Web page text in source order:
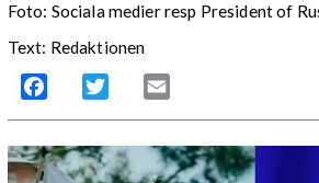
Foto: Sociala medier resp President of
Text: Redaktionen
Facebook Twitter